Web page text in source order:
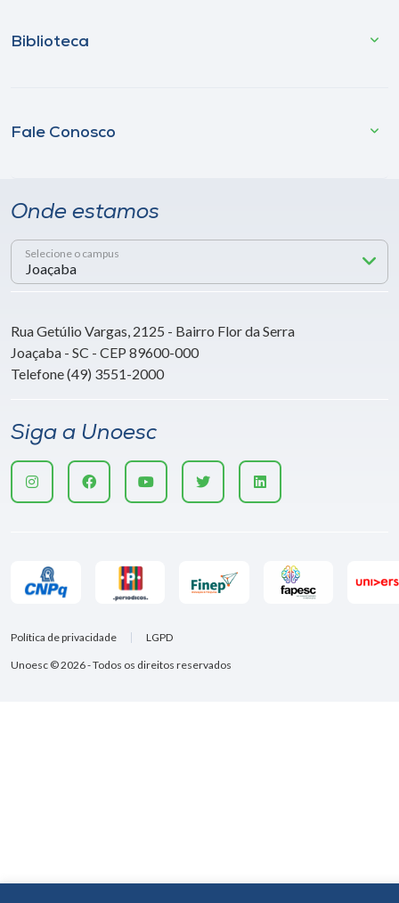
Biblioteca
Fale Conosco
Onde estamos
Selecione o campus
Rua Getúlio Vargas, 2125 - Bairro Flor da Serra
Joaçaba - SC - CEP 89600-000
Telefone (49) 3551-2000
Siga a Unoesc
Unoesc © 2026 - Todos os direitos reservados
Política de privacidade LGPD